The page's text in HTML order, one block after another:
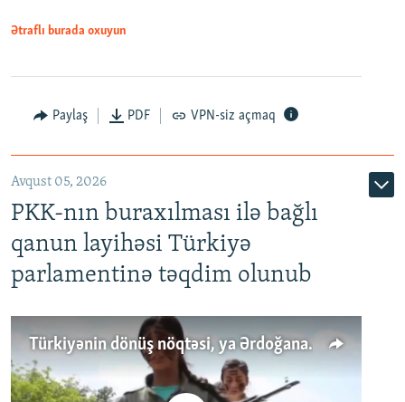
Ətraflı burada oxuyun
Paylaş PDF VPN-siz açmaq
Avqust 05, 2026
PKK-nın buraxılması ilə bağlı
qanun layihəsi Türkiyə
parlamentinə təqdim olunub
Türkiyənin dönüş nöqtəsi, ya Ərdoğana üçüncü şans: PKK ilə qəfil barışıq nə deməkdir?